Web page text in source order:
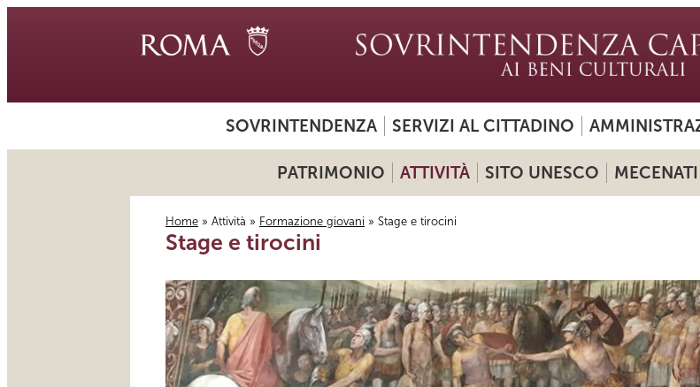
SOVRINTENDENZA SERVIZI AL CITTADINO
PATRIMONIO ATTIVITÀ SITO UNESCO
Tu sei qui
Home » Attività » Formazione giovani » Stage e tirocini
Stage e tirocini